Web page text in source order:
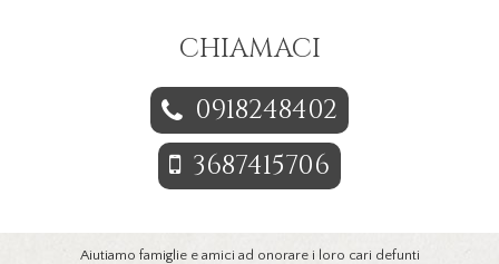
CHIAMACI
0918248402
3687415706
Aiutiamo famiglie e amici ad onorare i loro cari defunti